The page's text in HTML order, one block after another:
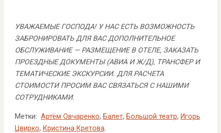
УВАЖАЕМЫЕ ГОСПОДА! У НАС ЕСТЬ ВОЗМОЖНОСТЬ
ЗАБРОНИРОВАТЬ ДЛЯ ВАС ДОПОЛНИТЕЛЬНОЕ
ОБСЛУЖИВАНИЕ — РАЗМЕЩЕНИЕ В ОТЕЛЕ, ЗАКАЗАТЬ
ПРОЕЗДНЫЕ ДОКУМЕНТЫ (АВИА И Ж/Д), ТРАНСФЕР И
ТЕМАТИЧЕСКИЕ ЭКСКУРСИИ. ДЛЯ РАСЧЕТА
СТОИМОСТИ ПРОСИМ ВАС СВЯЗАТЬСЯ С НАШИМИ
СОТРУДНИКАМИ.
Метки: Артём Овчаренко, Балет, Большой театр, Игорь
Цвирко, Кристина Кретова.